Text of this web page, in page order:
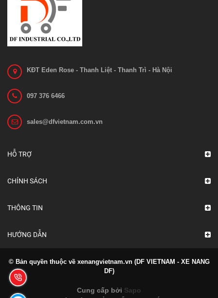
KĐT Eden Rose - Thanh Liệt - Thanh Trì - Hà Nội
097 376 6466
sales@dfvietnam.com.vn
HỖ TRỢ
CHÍNH SÁCH
THÔNG TIN
HƯỚNG DẪN
© Bản quyền thuộc về xenangvietnam.vn (DF VIETNAM - XE NANG
DF)
Cung cấp bởi Sapo